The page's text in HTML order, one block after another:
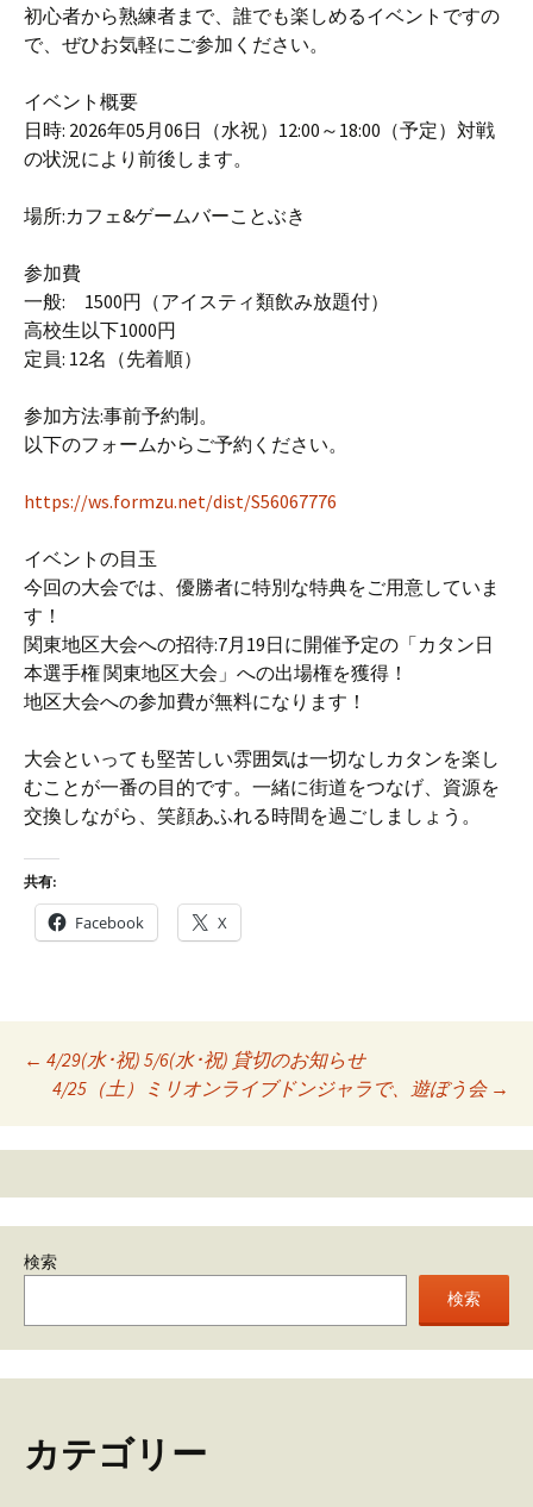
初心者から熟練者まで、誰でも楽しめるイベントですの
で、ぜひお気軽にご参加ください。
イベント概要
日時: 2026年05月06日（水祝）12:00～18:00（予定）対戦
の状況により前後します。
場所:カフェ&ゲームバーことぶき
参加費
一般: 1500円（アイスティ類飲み放題付）
高校生以下1000円
定員: 12名（先着順）
参加方法:事前予約制。
以下のフォームからご予約ください。
https://ws.formzu.net/dist/S56067776
イベントの目玉
今回の大会では、優勝者に特別な特典をご用意していま
す！
関東地区大会への招待:7月19日に開催予定の「カタン日
本選手権 関東地区大会」への出場権を獲得！
地区大会への参加費が無料になります！
大会といっても堅苦しい雰囲気は一切なしカタンを楽し
むことが一番の目的です。一緒に街道をつなげ、資源を
交換しながら、笑顔あふれる時間を過ごしましょう。
共有:
Facebook X
Post
navigation
← 4/29(水･祝) 5/6(水･祝) 貸切のお知らせ
4/25（土）ミリオンライブドンジャラで、遊ぼう会 →
検索
検索
カテゴリー